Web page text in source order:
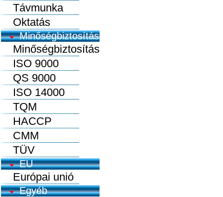
Távmunka
Oktatás
Minőségbiztosítás
Minőségbiztosítás
ISO 9000
QS 9000
ISO 14000
TQM
HACCP
CMM
TÜV
EU
Európai unió
Egyéb